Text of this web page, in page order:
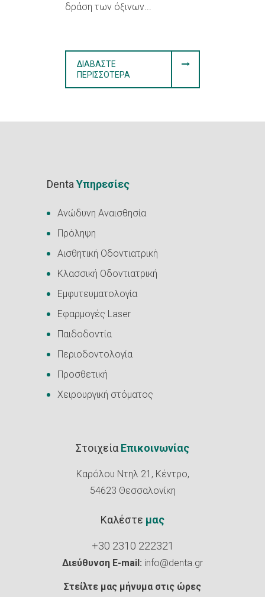
δράση των όξινων...
ΔΙΑΒΆΣΤΕ
ΠΕΡΙΣΣΌΤΕΡΑ
Denta Υπηρεσίες
Ανώδυνη Αναισθησία
Πρόληψη
Αισθητική Οδοντιατρική
Κλασσική Οδοντιατρική
Εμφυτευματολογία
Εφαρμογές Laser
Παιδοδοντία
Περιοδοντολογία
Προσθετική
Χειρουργική στόματος
Στοιχεία Επικοινωνίας
Καρόλου Ντηλ 21, Κέντρο,
54623 Θεσσαλονίκη
Καλέστε μας
+30 2310 222321
Διεύθυνση E-mail: info@denta.gr
Στείλτε μας μήνυμα στις ώρες